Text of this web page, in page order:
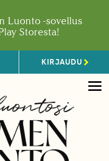
Luonto -sovellus
Storesta!
KIRJAUDU